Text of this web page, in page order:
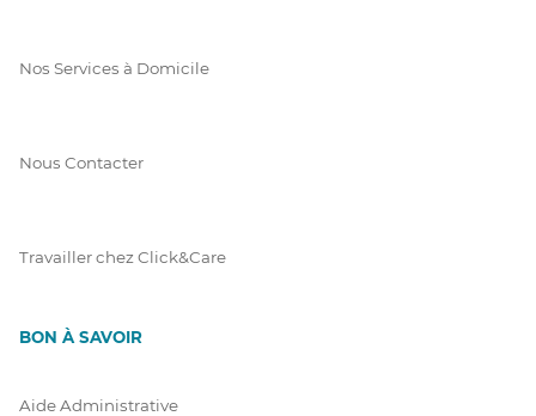
Nos Services à Domicile
Nous Contacter
Travailler chez Click&Care
BON À SAVOIR
Aide Administrative